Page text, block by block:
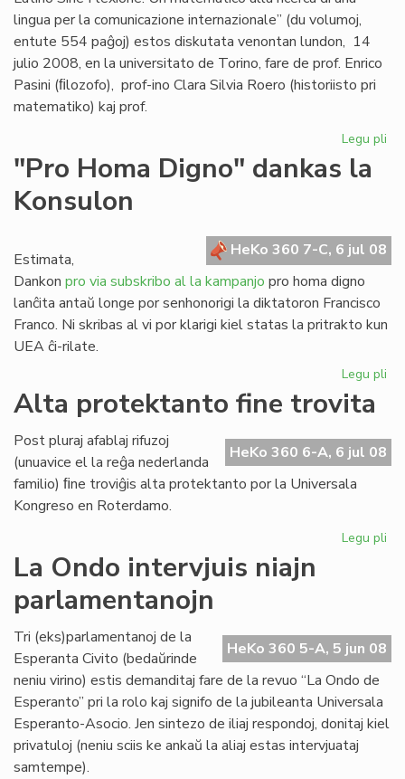
lingua per la comunicazione internazionale” (du volumoj,
entute 554 paĝoj) estos diskutata venontan lundon, 14
julio 2008, en la universitato de Torino, fare de prof. Enrico
Pasini (ﬁlozofo), prof-ino Clara Silvia Roero (historiisto pri
matematiko) kaj prof.
Legu pli
"Pro Homa Digno" dankas la
Konsulon
HeKo 360 7-C, 6 jul 08
Estimata,
Dankon pro via subskribo al la kampanjo pro homa digno
lanĉita antaŭ longe por senhonorigi la diktatoron Francisco
Franco. Ni skribas al vi por klarigi kiel statas la pritrakto kun
UEA ĉi-rilate.
Legu pli
la
Alta protektanto fine trovita
HeKo 360 6-A, 6 jul 08
Post pluraj afablaj rifuzoj
(unuavice el la reĝa nederlanda
familio) ﬁne troviĝis alta protektanto por la Universala
Kongreso en Roterdamo.
Legu pli
La Ondo intervjuis niajn
parlamentanojn
HeKo 360 5-A, 5 jun 08
Tri (eks)parlamentanoj de la
Esperanta Civito (bedaŭrinde
neniu virino) estis demanditaj fare de la revuo “La Ondo de
Esperanto” pri la rolo kaj signifo de la jubileanta Universala
Esperanto-Asocio. Jen sintezo de iliaj respondoj, donitaj kiel
privatuloj (neniu sciis ke ankaŭ la aliaj estas intervjuataj
samtempe).